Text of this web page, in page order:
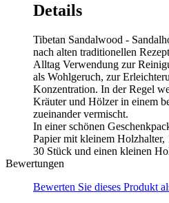
Details
Tibetan Sandalwood -
nach alten traditionellen
Alltag Verwendung zur
als Wohlgeruch, zur
Konzentration. In der Regel
Kräuter und Hölzer in einem
zueinander vermischt.
In einer schönen
Papier mit kleinem Holzhalter,
30 Stück und einen kleinen
Bewertungen
Bewerten Sie dieses Produkt